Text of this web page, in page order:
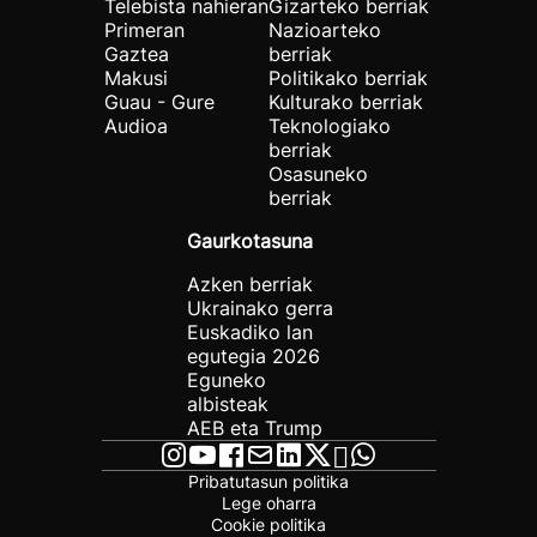
Telebista nahieran
Primeran
Gaztea
Makusi
Guau - Gure
Audioa
Gizarteko berriak
Nazioarteko
berriak
Politikako berriak
Kulturako berriak
Teknologiako
berriak
Osasuneko
berriak
Gaurkotasuna
Azken berriak
Ukrainako gerra
Euskadiko lan
egutegia 2026
Eguneko
albisteak
AEB eta Trump
Pribatutasun politika
Lege oharra
Cookie politika